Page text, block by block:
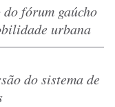
fórum gaúcho
urbana
do sistema de